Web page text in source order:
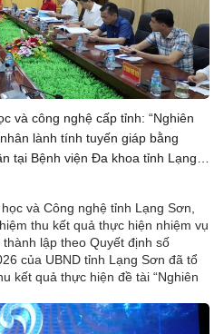
và công nghệ cấp tỉnh: “Nghiên
lành tính tuyến giáp bằng
tại Bệnh viện Đa khoa tỉnh Lạng
và Công nghệ tỉnh Lạng Sơn,
thu kết quả thực hiện nhiệm vụ
lập theo Quyết định số
của UBND tỉnh Lạng Sơn đã tổ
kết quả thực hiện đề tài “Nghiên